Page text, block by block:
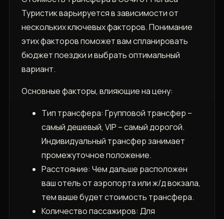
Туристик варьируется в зависимости от
нескольких ключевых факторов. Понимание
этих факторов поможет вам спланировать
бюджет поездки и выбрать оптимальный
вариант.
Основные факторы, влияющие на цену:
Тип трансфера: Групповой трансфер –
самый дешевый, VIP – самый дорогой.
Индивидуальный трансфер занимает
промежуточное положение.
Расстояние: Чем дальше расположен
ваш отель от аэропорта или ж/д вокзала,
тем выше будет стоимость трансфера.
Количество пассажиров: Для